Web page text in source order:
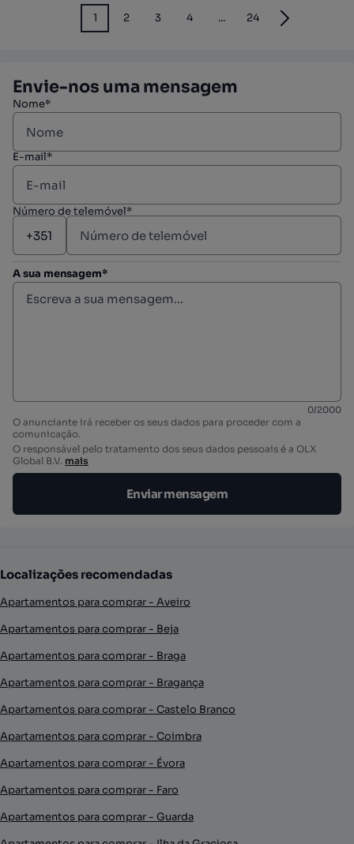
1 2 3 4 ... 24
Envie-nos uma mensagem
Nome*
E-mail*
Número de telemóvel*
A sua mensagem*
0/2000
O anunciante irá receber os seus dados para proceder com a
comunicação.
O responsável pelo tratamento dos seus dados pessoais é a OLX
Global B.V. mais
Enviar mensagem
Localizações recomendadas
Apartamentos para comprar - Aveiro
Apartamentos para comprar - Beja
Apartamentos para comprar - Braga
Apartamentos para comprar - Bragança
Apartamentos para comprar - Castelo Branco
Apartamentos para comprar - Coimbra
Apartamentos para comprar - Évora
Apartamentos para comprar - Faro
Apartamentos para comprar - Guarda